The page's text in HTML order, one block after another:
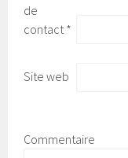
de
contact *
Site web
Commentaire